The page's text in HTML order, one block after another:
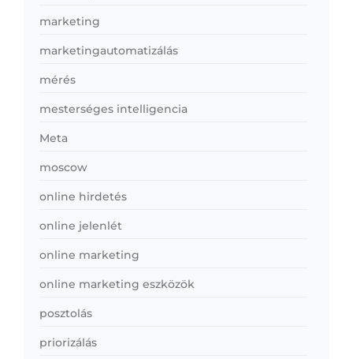
marketing
marketingautomatizálás
mérés
mesterséges intelligencia
Meta
moscow
online hirdetés
online jelenlét
online marketing
online marketing eszközök
posztolás
priorizálás